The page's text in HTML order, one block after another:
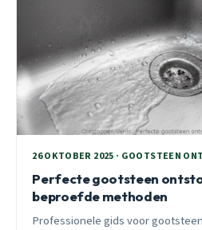
26 OKTOBER 2025 · GOOTSTEEN
Perfecte gootsteen
beproefde methoden
Professionele gids voor